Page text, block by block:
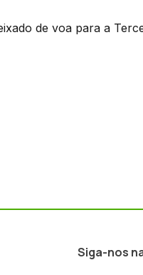
de voa para a
Siga-nos